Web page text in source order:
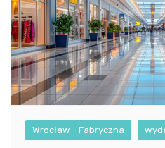
Wrocław - Fabryczna